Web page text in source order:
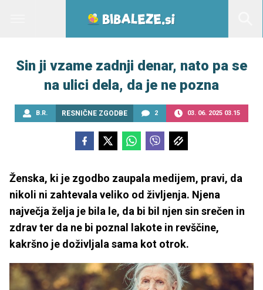
Sin ji vzame zadnji denar, nato pa se
na ulici dela, da je ne pozna
B.R. RESNIČNE ZGODBE 2 03. 06. 2025 03.15
Ženska, ki je zgodbo zaupala medijem, pravi, da
nikoli ni zahtevala veliko od življenja. Njena
največja želja je bila le, da bi bil njen sin srečen in
zdrav ter da ne bi poznal lakote in revščine,
kakršno je doživljala sama kot otrok.